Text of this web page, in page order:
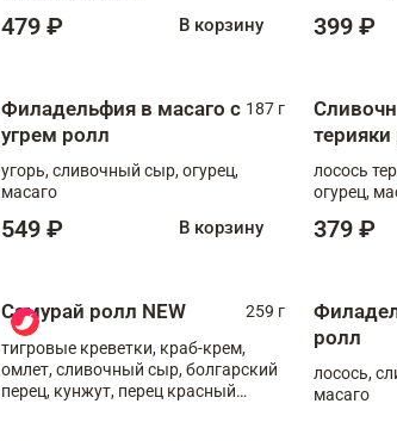
479 ₽ В корзину 399 ₽
Филадельфия в масаго с
угрем ролл
187 г
угорь, сливочный сыр, огурец,
масаго
549 ₽ В корзину
терияки
лосось
огурец,
379 ₽
Самурай ролл NEW
259 г
тигровые креветки, краб-крем,
омлет, сливочный сыр, болгарский
перец, кунжут, перец красный
ролл
лосось,
масаго